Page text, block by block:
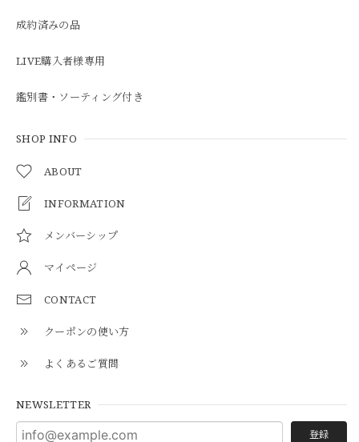
成約済みの品
LIVE購入者様専用
鑑別書・ソーティング付き
SHOP INFO
ABOUT
INFORMATION
メンバーシップ
マイページ
CONTACT
クーポンの使い方
よくあるご質問
NEWSLETTER
登録